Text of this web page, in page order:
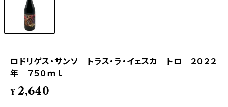
ロドリゲス・サンソ トラス・ラ・イェスカ トロ ２０２２
年 ７５０ｍｌ
¥ 2,640